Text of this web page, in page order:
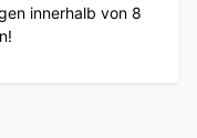
innerhalb von 8